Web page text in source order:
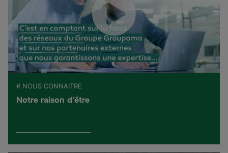
# NOUS CONNAITRE
Notre raison d'être